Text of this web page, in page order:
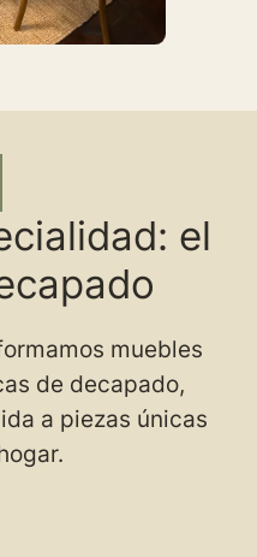
el
muebles
de decapado,
a piezas únicas